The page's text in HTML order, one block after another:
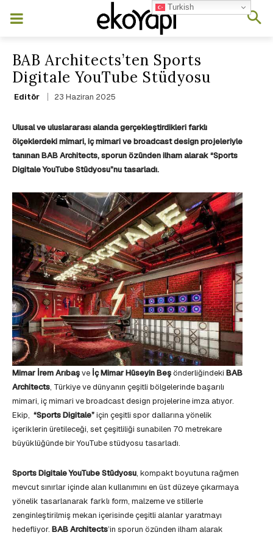
BAB Architects’ten Sports
Digitale YouTube Stüdyosu
Editör 23 Haziran 2025
Ulusal ve uluslararası alanda gerçekleştirdikleri farklı
ölçeklerdeki mimari, iç mimari ve broadcast design projeleriyle
tanınan BAB Architects, sporun özünden ilham alarak “Sports
Digitale YouTube Stüdyosu”nu tasarladı.
Mimar İrem Arıbaşve İç Mimar Hüseyin Beşönderliğindeki BAB
Architects, Türkiye ve dünyanın çeşitli bölgelerinde başarılı
mimari, iç mimari ve broadcast design projelerine imza atıyor.
Ekip, “Sports Digitale”için çeşitli spor dallarına yönelik
içeriklerin üretileceği, set çeşitliliği sunabilen 70 metrekare
büyüklüğünde bir YouTube stüdyosu tasarladı.
Sports Digitale YouTube Stüdyosu, kompakt boyutuna rağmen
mevcut sınırlar içinde alan kullanımını en üst düzeye çıkarmaya
yönelik tasarlanarak farklı form, malzeme ve stillerle
zenginleştirilmiş mekan içerisinde çeşitli alanlar yaratmayı
hedefliyor. BAB Architects’in sporun özünden ilham alarak
Turkish